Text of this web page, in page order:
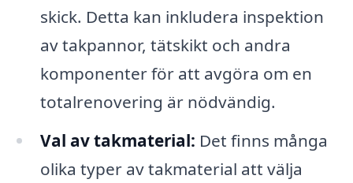
skick. Detta kan inkludera inspektion
av takpannor, tätskikt och andra
komponenter för att avgöra om en
totalrenovering är nödvändig.
Val av takmaterial: Det finns många
olika typer av takmaterial att välja